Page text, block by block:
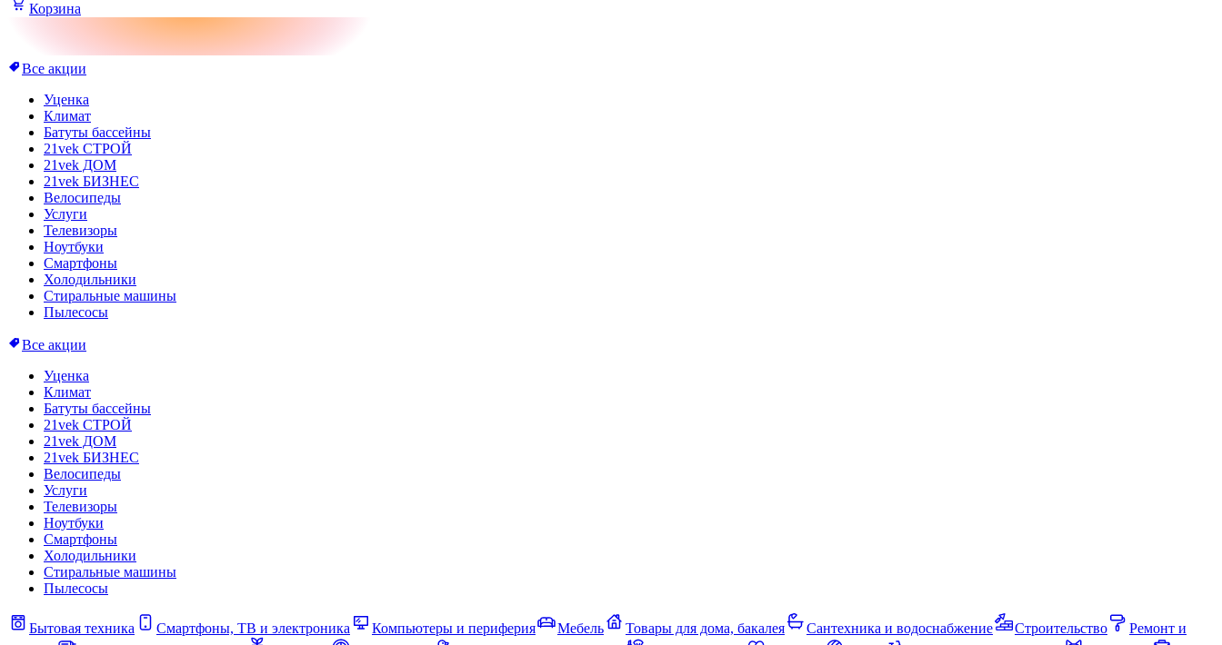
Корзина
Все акции
Уценка
Климат
Батуты бассейны
21vek СТРОЙ
21vek ДОМ
21vek БИЗНЕС
Велосипеды
Услуги
Телевизоры
Ноутбуки
Смартфоны
Холодильники
Стиральные машины
Пылесосы
Все акции
Уценка
Климат
Батуты бассейны
21vek СТРОЙ
21vek ДОМ
21vek БИЗНЕС
Велосипеды
Услуги
Телевизоры
Ноутбуки
Смартфоны
Холодильники
Стиральные машины
Пылесосы
Бытовая техника Смартфоны, ТВ и электроника Компьютеры и периферия Мебель Товары для дома, бакалея Сантехника и водоснабжение Строительство
Ремонт и